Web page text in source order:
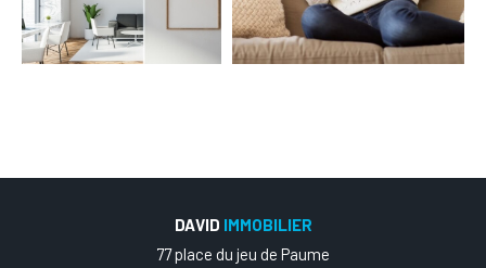
DAVID IMMOBILIER
77 place du jeu de Paume